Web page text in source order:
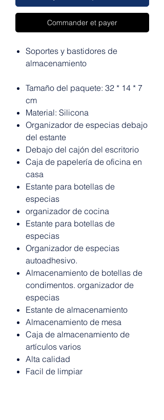
Commander et payer
Soportes y bastidores de
almacenamiento
Tamaño del paquete: 32 * 14 * 7
cm
Material: Silicona
Organizador de especias debajo
del estante
Debajo del cajón del escritorio
Caja de papelería de oficina en
casa
Estante para botellas de
especias
organizador de cocina
Estante para botellas de
especias
Organizador de especias
autoadhesivo.
Almacenamiento de botellas de
condimentos. organizador de
especias
Estante de almacenamiento
Almacenamiento de mesa
Caja de almacenamiento de
artículos varios
Alta calidad
Facil de limpiar